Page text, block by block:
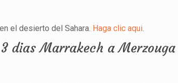
el desierto del Sahara. Haga clic aqui.
dias Marrakech a